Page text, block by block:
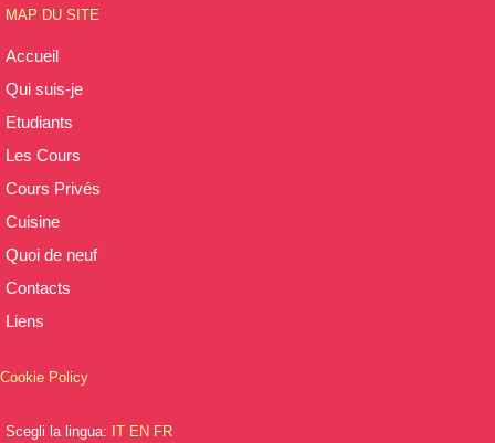
MAP DU SITE
Accueil
Qui suis-je
Etudiants
Les Cours
Cours Privés
Cuisine
Quoi de neuf
Contacts
Liens
Cookie Policy
Scegli la lingua: IT EN FR